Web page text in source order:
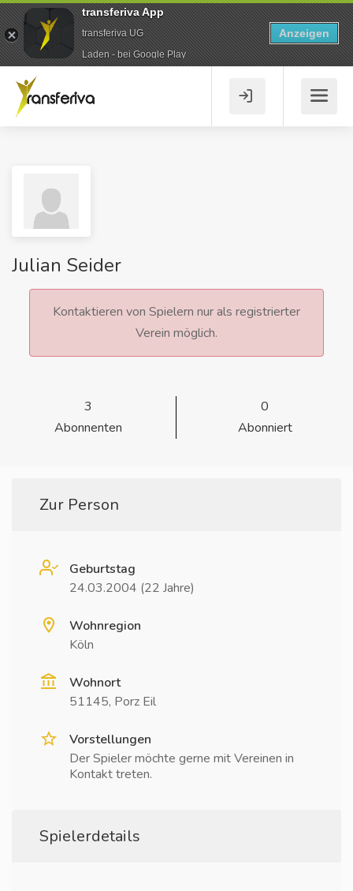
Julian Seider
Kontaktieren von Spielern nur als registrierter
Verein möglich.
3
Abonnenten
0
Abonniert
Zur Person
Geburtstag
24.03.2004 (22 Jahre)
Wohnregion
Köln
Wohnort
51145, Porz Eil
Vorstellungen
Der Spieler möchte gerne mit Vereinen in
Kontakt treten.
Spielerdetails
transferiva App
transferiva UG
Laden - bei Google Play
Anzeigen